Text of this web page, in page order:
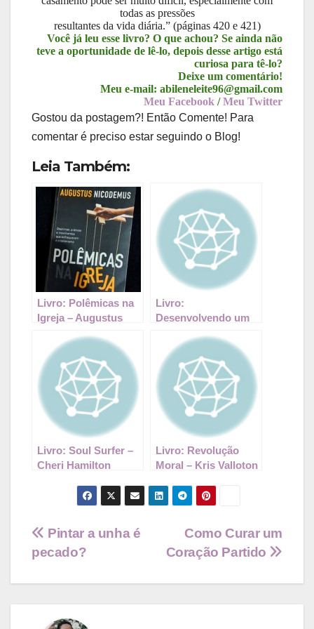
todas as pressões
resultantes da vida diária.” (páginas 420 e 421)
Você já leu esse livro? O que achou? Se ainda não
teve a oportunidade de lê-lo, depois desse artigo está
curiosa para tê-lo?
Deixe um comentário!
Meu e-mail: abileneleite96@gmail.com
Meu Facebook /Meu Twitter
Gostou da postagem?! Então Comente! Para
comentar é preciso estar seguindo o Blog!
Leia Também:
Livro: Polêmicas na
Igreja – Augustus
#Resenha
Livro:
Desenvolvendo um
Sobrenatural – Kris
Vallotton
Livro: Soul Surfer –
Cheri Hamilton
Livro: Revolução
Moral – Kris Valloton
Navegação
de
Como Curar um
Coração Partido
Pintar a unha é
pecado?